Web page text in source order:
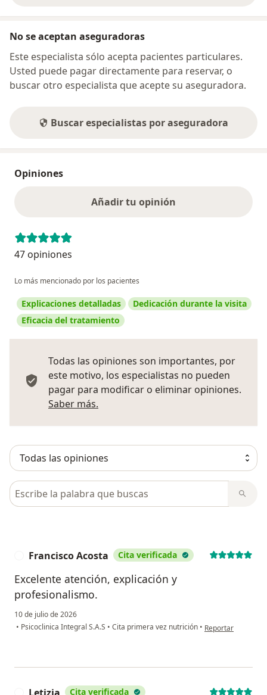
No se aceptan aseguradoras
Este especialista sólo acepta pacientes particulares.
Usted puede pagar directamente para reservar, o
buscar otro especialista que acepte su aseguradora.
Buscar especialistas por aseguradora
Opiniones
Añadir tu opinión
47 opiniones
Lo más mencionado por los pacientes
Explicaciones detalladas
Dedicación durante la visita
Eficacia del tratamiento
Todas las opiniones son importantes, por
este motivo, los especialistas no pueden
pagar para modificar o eliminar opiniones.
Saber más.
Busca en opiniones
Francisco Acosta Cita verificada
Excelente atención, explicación y
profesionalismo.
10 de julio de 2026
• Psicoclinica Integral S.A.S • Cita primera vez nutrición • en opinión del
Reportar
Letizia Cita verificada